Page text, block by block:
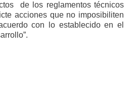
de los reglamentos técnicos
acciones que no imposibiliten
con lo establecido en el